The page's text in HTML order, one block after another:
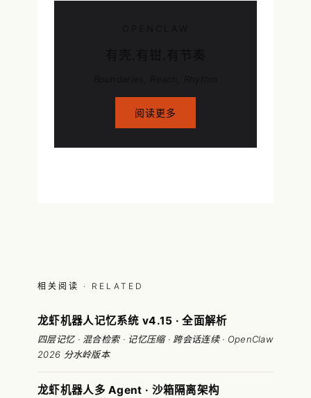
阅读更多
相关阅读 · RELATED
龙虾机器人记忆系统 v4.15 · 全面解析
四层记忆 · 混合检索 · 记忆压缩 · 跨会话连续 · OpenClaw
2026 分水岭版本
龙虾机器人多 Agent · 沙箱隔离架构